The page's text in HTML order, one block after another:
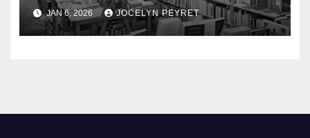
JAN 6, 2026 JOCELYN PEYRET